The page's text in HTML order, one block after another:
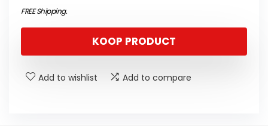
FREE Shipping.
KOOP PRODUCT
Add to wishlist Add to compare